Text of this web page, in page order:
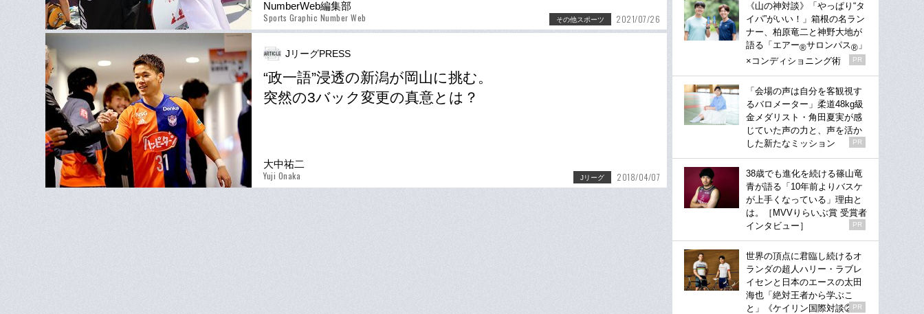
NumberWeb編集部
Sports Graphic Number Web その他スポーツ 2021/07/26
JリーグPRESS
“政一語”浸透の新潟が岡山に挑む。
突然の3バック変更の真意とは？
大中祐二
Yuji Onaka Jリーグ 2018/04/07
《山の神対談》「やっぱり“タ
イパ”がいい！」箱根の名ラン
ナー、柏原竜二と神野大地が
語る「エアー®サロンパス® 」
×コンディショニング術
PR
「会場の声は自分を客観視す
るバロメーター」柔道48kg級
金メダリスト・角田夏実が感
じていた声の力と、声を活か
した新たなミッション
PR
38歳でも進化を続ける篠山竜
青が語る「10年前よりバスケ
が上手くなっている」理由と
は。［MVVりらいぶ賞 受賞者
インタビュー］
PR
世界の頂点に君臨し続けるオ
ランダの超人ハリー・ラブレ
イセンと日本のエースの太田
海也「絶対王者から学ぶこ
と」《ケイリン国際対談②》
PR